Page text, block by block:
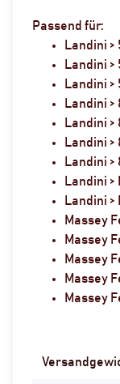
Passend für:
Landini >
Landini >
Landini >
Landini >
Landini >
Landini >
Landini >
Landini >
Landini >
Massey
Massey
Massey
Massey
Massey
Wert